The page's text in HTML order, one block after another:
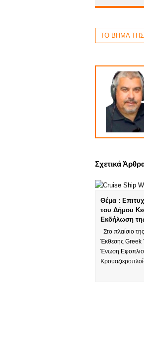
ΤΟ ΒΗΜΑ ΤΗΣ
Σχετικά
Θέμα :
του Δήμου
Εκδήλωση
Στο πλαίσιο
Έκθεσης Greek
Ένωση